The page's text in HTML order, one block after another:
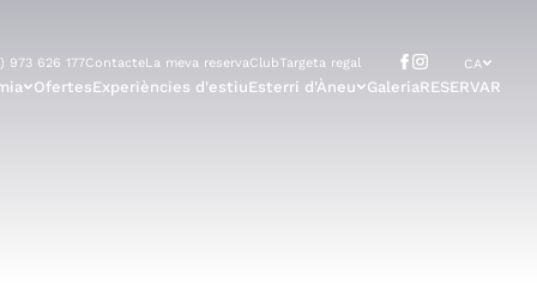
973 626 177ContacteLa meva reservaClubTargeta regal CA
OfertesExperiències d'estiuEsterri d'Àneu GaleriaRESERVAR